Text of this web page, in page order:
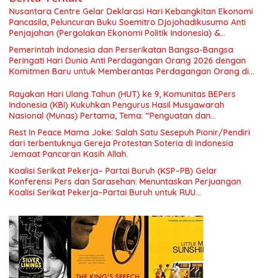
Nusantara Centre Gelar Deklarasi Hari Kebangkitan Ekonomi
Pancasila, Peluncuran Buku Soemitro Djojohadikusumo Anti
Penjajahan (Pergolakan Ekonomi Politik Indonesia) &
Simposium Nasional “Urgensi Undang-Undang Perekonomian
Nasional dan Kesejahteraan Sosial dalam Menata Bangsa
Menuju Indonesia Emas 2045”,
Pemerintah Indonesia dan Perserikatan Bangsa-Bangsa
Peringati Hari Dunia Anti Perdagangan Orang 2026 dengan
Komitmen Baru untuk Memberantas Perdagangan Orang di
Rayakan Hari Ulang Tahun (HUT) ke 9, Komunitas BEPers
Indonesia (KBI) Kukuhkan Pengurus Hasil Musyawarah
Nasional (Munas) Pertama, Tema: “Penguatan dan
Pengembangan Organisasi KBI yang Berbasis Riset di seluruh
Indonesia dan Mancanegara”.
Rest In Peace Mama Joke: Salah Satu Sesepuh Pionir/Pendiri
dari terbentuknya Gereja Protestan Soteria di Indonesia
Jemaat Pancaran Kasih Allah.
Koalisi Serikat Pekerja– Partai Buruh (KSP–PB) Gelar
Konferensi Pers dan Sarasehan: Menuntaskan Perjuangan
Koalisi Serikat Pekerja–Partai Buruh untuk RUU